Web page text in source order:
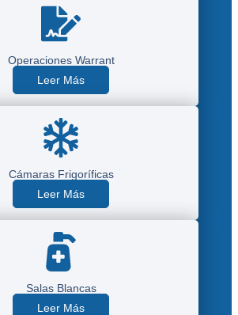
Operaciones Warrant
Leer Más
Cámaras Frigoríficas
Leer Más
Salas Blancas
Leer Más